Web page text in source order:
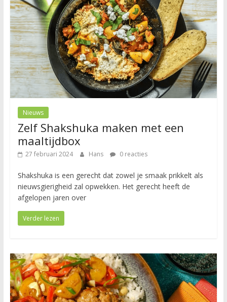
Nieuws
Zelf Shakshuka maken met een
maaltijdbox
27 februari 2024 Hans 0 reacties
Shakshuka is een gerecht dat zowel je smaak prikkelt als
nieuwsgierigheid zal opwekken. Het gerecht heeft de
afgelopen jaren over
Verder lezen